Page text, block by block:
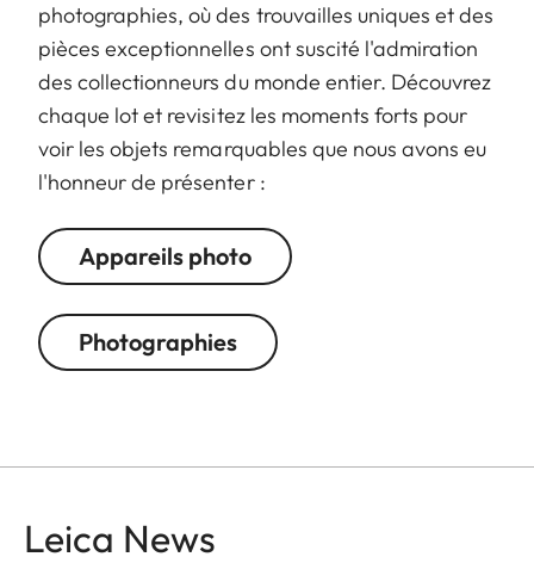
photographies, où des trouvailles uniques et des
pièces exceptionnelles ont suscité l'admiration
des collectionneurs du monde entier. Découvrez
chaque lot et revisitez les moments forts pour
voir les objets remarquables que nous avons eu
l'honneur de présenter :
Appareils photo
Photographies
Leica News